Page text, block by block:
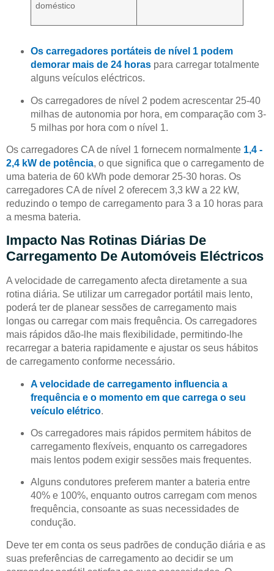
doméstico
Os carregadores portáteis de nível 1 podem
demorar mais de 24 horas para carregar totalmente
alguns veículos eléctricos.
Os carregadores de nível 2 podem acrescentar 25-40
milhas de autonomia por hora, em comparação com 3-
5 milhas por hora com o nível 1.
Os carregadores CA de nível 1 fornecem normalmente 1,4 -
2,4 kW de potência, o que significa que o carregamento de
uma bateria de 60 kWh pode demorar 25-30 horas. Os
carregadores CA de nível 2 oferecem 3,3 kW a 22 kW,
reduzindo o tempo de carregamento para 3 a 10 horas para
a mesma bateria.
Impacto Nas Rotinas Diárias De
Carregamento De Automóveis Eléctricos
A velocidade de carregamento afecta diretamente a sua
rotina diária. Se utilizar um carregador portátil mais lento,
poderá ter de planear sessões de carregamento mais
longas ou carregar com mais frequência. Os carregadores
mais rápidos dão-lhe mais flexibilidade, permitindo-lhe
recarregar a bateria rapidamente e ajustar os seus hábitos
de carregamento conforme necessário.
A velocidade de carregamento influencia a
frequência e o momento em que carrega o seu
veículo elétrico.
Os carregadores mais rápidos permitem hábitos de
carregamento flexíveis, enquanto os carregadores
mais lentos podem exigir sessões mais frequentes.
Alguns condutores preferem manter a bateria entre
40% e 100%, enquanto outros carregam com menos
frequência, consoante as suas necessidades de
condução.
Deve ter em conta os seus padrões de condução diária e as
suas preferências de carregamento ao decidir se um